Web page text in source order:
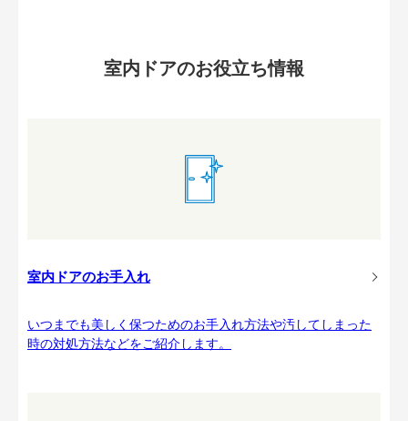
室内ドアのお役立ち情報
室内ドアのお手入れ
いつまでも美しく保つためのお手入れ方法や汚してしまった
時の対処方法などをご紹介します。